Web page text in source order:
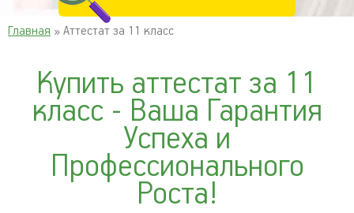
Главная » Аттестат за 11 класс
Купить аттестат за 11
класс - Ваша Гарантия
Успеха и
Профессионального
Роста!